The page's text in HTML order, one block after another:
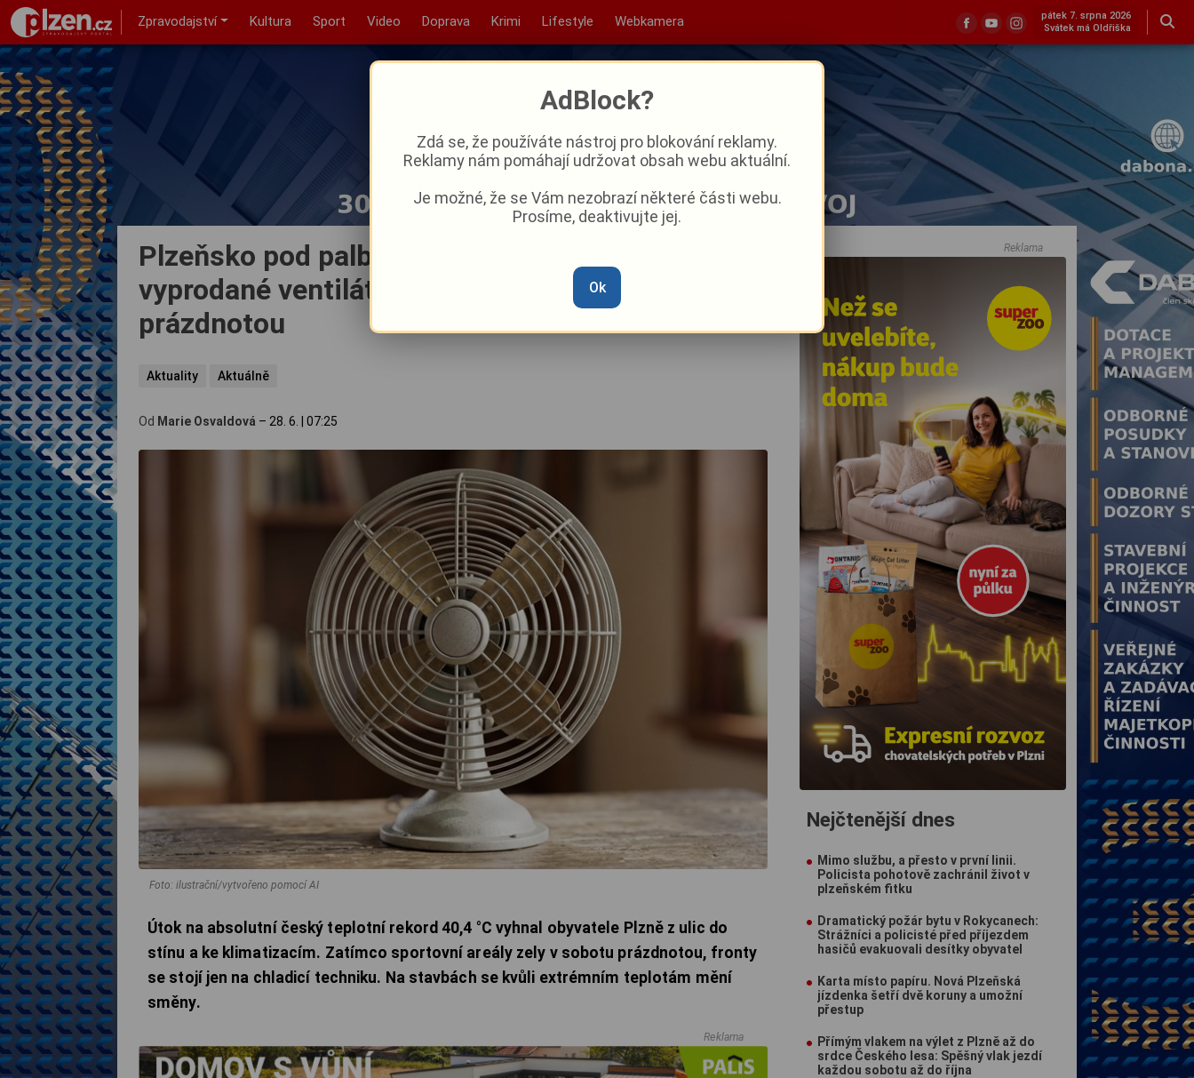
Zpravodajství Kultura Sport Video Doprava Krimi Lifestyle Webkamera
pátek 7. srpna 2026
Svátek má Oldřiška
Plzeňsko pod palbou veder. Obchody hlásí
vyprodané ventilátory, sportoviště zejí
prázdnotou
Aktuality Aktuálně
Od Marie Osvaldová – 28. 6. 07:25
Foto: ilustrační/vytvořeno pomocí AI
Útok na absolutní český teplotní rekord 40,4 °C vyhnal obyvatele Plzně z ulic do
stínu a ke klimatizacím. Zatímco sportovní areály zely v sobotu prázdnotou, fronty
se stojí jen na chladicí techniku. Na stavbách se kvůli extrémním teplotám mění
směny.
Reklama
Reklama
Nejčtenější dnes
Mimo službu, a přesto v první linii.
Policista pohotově zachránil život v
plzeňském fitku
Dramatický požár bytu v Rokycanech:
Strážníci a policisté před příjezdem
hasičů evakuovali desítky obyvatel
Karta místo papíru. Nová Plzeňská
jízdenka šetří dvě koruny a umožní
přestup
Přímým vlakem na výlet z Plzně až do
srdce Českého lesa: Spěšný vlak jezdí
každou sobotu až do října
AdBlock?
Zdá se, že používáte nástroj pro blokování reklamy.
Reklamy nám pomáhají udržovat obsah webu aktuální.
Je možné, že se Vám nezobrazí některé části webu.
Prosíme, deaktivujte jej.
Ok